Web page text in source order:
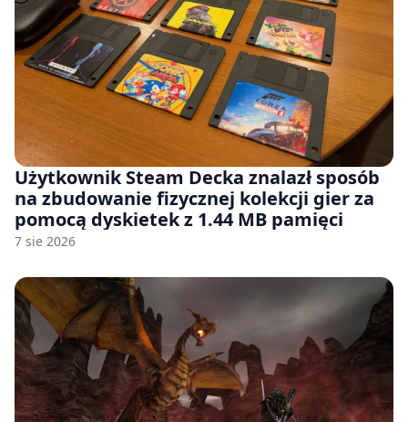
Użytkownik Steam Decka znalazł sposób
na zbudowanie fizycznej kolekcji gier za
pomocą dyskietek z 1.44 MB pamięci
7 sie 2026